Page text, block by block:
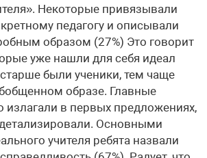
Некоторые привязывали
педагогу и описывали
образом (27%) Это говорит
уже нашли для себя идеал
были ученики, тем чаще
образе. Главные
излагали в первых предложениях,
Основными
учителя ребята назвали